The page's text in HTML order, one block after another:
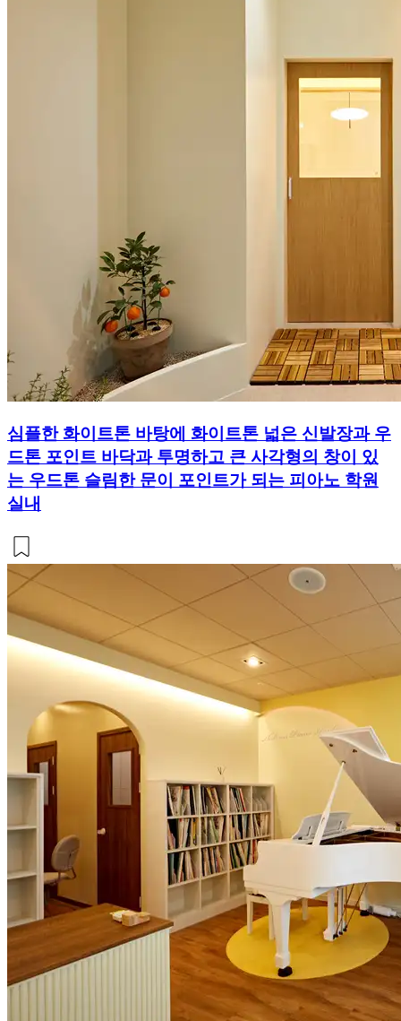
심플한 화이트톤 바탕에 화이트톤 넓은 신발장과 우
드톤 포인트 바닥과 투명하고 큰 사각형의 창이 있
는 우드톤 슬림한 문이 포인트가 되는 피아노 학원
실내